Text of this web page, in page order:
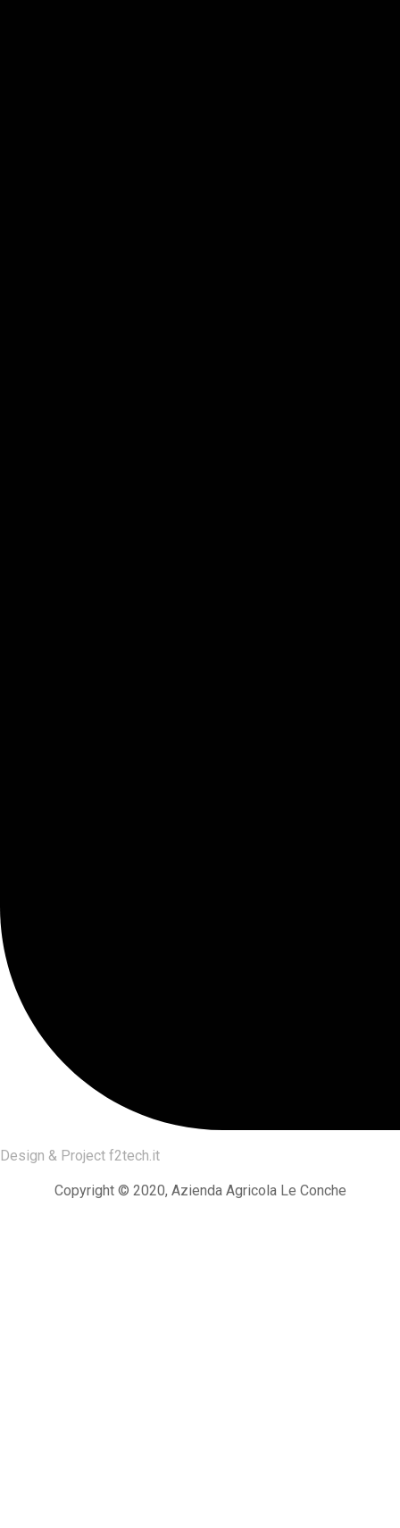
Design & Project f2tech.it
Copyright © 2020, Azienda Agricola Le Conche